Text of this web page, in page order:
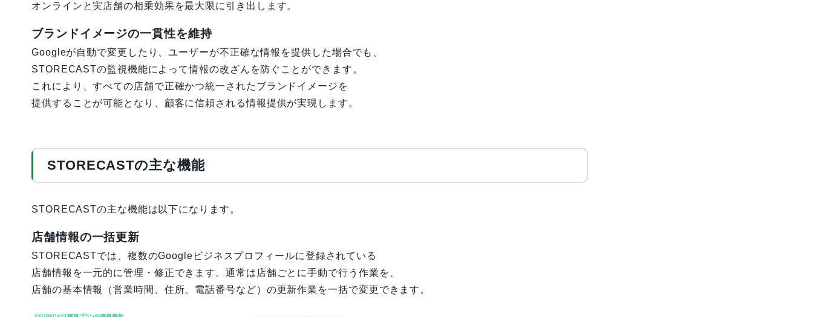
オンラインと実店舗の相乗効果を最大限に引き出します。
ブランドイメージの一貫性を維持
Googleが自動で変更したり、ユーザーが不正確な情報を提供した場合でも、
STORECASTの監視機能によって情報の改ざんを防ぐことができます。
これにより、すべての店舗で正確かつ統一されたブランドイメージを
提供することが可能となり、顧客に信頼される情報提供が実現します。
STORECASTの主な機能
STORECASTの主な機能は以下になります。
店舗情報の一括更新
STORECASTでは、複数のGoogleビジネスプロフィールに登録されている
店舗情報を一元的に管理・修正できます。通常は店舗ごとに手動で行う作業を、
店舗の基本情報（営業時間、住所、電話番号など）の更新作業を一括で変更できます。